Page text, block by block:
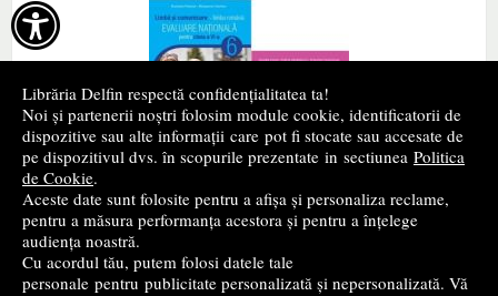

Librăria Delfin respectă confidențialitatea ta!
Noi și partenerii noștri folosim module cookie, identificatorii de
dispozitive sau alte informații care pot fi stocate sau accesate de
pe dispozitivul dvs. în scopurile prezentate in sectiunea Politica
de Cookie.
Aceste date sunt folosite pentru a afișa și personaliza reclame,
pentru a măsura performanța acestora și pentru a înțelege
audiența noastră.
Cu acordul tău, putem folosi datele tale
personale pentru publicitate personalizată și nepersonalizată. Vă
Pachet Evaluare. Limba si comunicare, Matematica si
stiinte ale naturii clasa a 6-a - Claudia Groza, Marinela
Pantazi